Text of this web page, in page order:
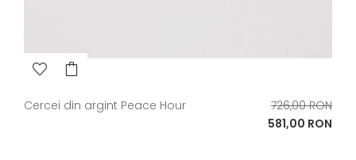
Cercei din argint Peace Hour
Pret
de
726,00 RON
Pret
581,00 RON